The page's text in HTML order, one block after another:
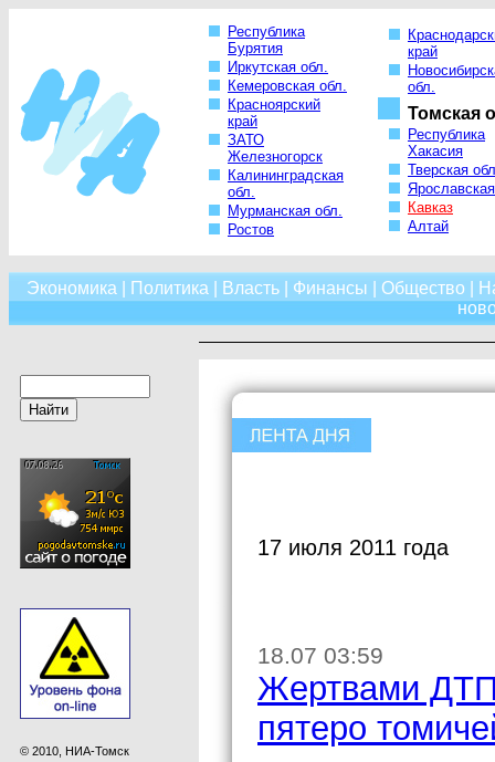
Республика
Бурятия
Иркутская обл.
Кемеровская обл.
Красноярский
край
ЗАТО
Железногорск
Калининградская
обл.
Мурманская обл.
Ростов
край
обл.
Томская
Республика
Хакасия
Тверская
Кавказ
Алтай
Экономика Политика Власть| Финансы Общество
© 2010, НИА-Томск
17 июля 2011 года
18.07 03:59
Жертвами
пятеро